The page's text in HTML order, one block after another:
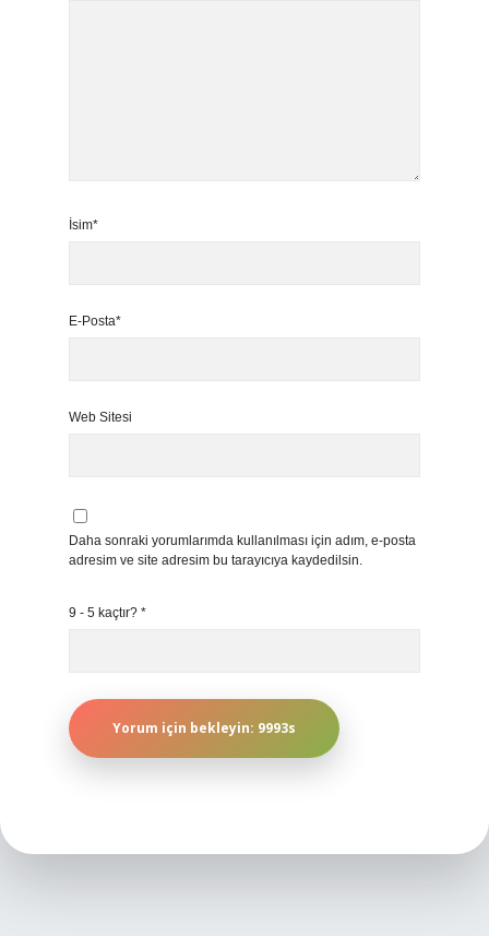
İsim*
E-Posta*
Web Sitesi
Daha sonraki yorumlarımda kullanılması için adım, e-posta
adresim ve site adresim bu tarayıcıya kaydedilsin.
9 - 5 kaçtır? *